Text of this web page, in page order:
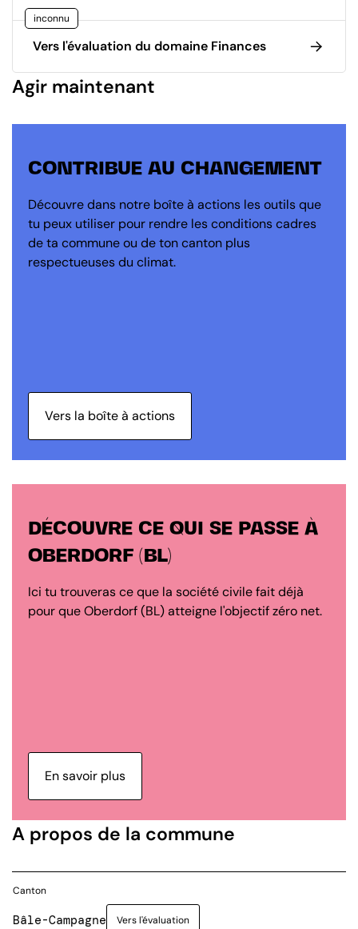
inconnu
Vers l'évaluation du domaine Finances
Agir maintenant
CONTRIBUE AU CHANGEMENT
Découvre dans notre boîte à actions les outils que
tu peux utiliser pour rendre les conditions cadres
de ta commune ou de ton canton plus
respectueuses du climat.
Vers la boîte à actions
DÉCOUVRE CE QUI SE PASSE À
OBERDORF (BL)
Ici tu trouveras ce que la société civile fait déjà
pour que Oberdorf (BL) atteigne l'objectif zéro net.
En savoir plus
A propos de la commune
Canton
Bâle-Campagne Vers l'évaluation